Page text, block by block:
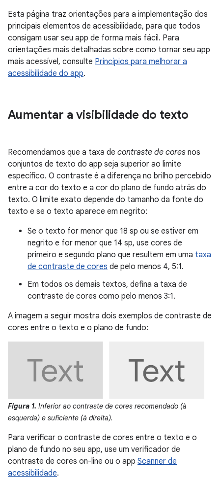
Esta página traz orientações para a implementação dos
principais elementos de acessibilidade, para que todos
consigam usar seu app de forma mais fácil. Para
orientações mais detalhadas sobre como tornar seu app
mais acessível, consulte Princípios para melhorar a
acessibilidade do app.
Aumentar a visibilidade do texto
Recomendamos que a taxa de contraste de cores nos
conjuntos de texto do app seja superior ao limite
específico. O contraste é a diferença no brilho percebido
entre a cor do texto e a cor do plano de fundo atrás do
texto. O limite exato depende do tamanho da fonte do
texto e se o texto aparece em negrito:
Se o texto for menor que 18 sp ou se estiver em
negrito e for menor que 14 sp, use cores de
primeiro e segundo plano que resultem em uma taxa
de contraste de cores de pelo menos 4, 5:1.
Em todos os demais textos, defina a taxa de
contraste de cores como pelo menos 3:1.
A imagem a seguir mostra dois exemplos de contraste de
cores entre o texto e o plano de fundo:
Figura 1. Inferior ao contraste de cores recomendado (à
esquerda) e suficiente (à direita).
Para verificar o contraste de cores entre o texto e o
plano de fundo no seu app, use um verificador de
contraste de cores on-line ou o app Scanner de
acessibilidade.